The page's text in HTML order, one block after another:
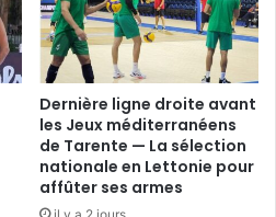
Dernière ligne droite avant
les Jeux méditerranéens
de Tarente — La sélection
nationale en Lettonie pour
affûter ses armes